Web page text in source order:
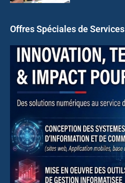
Offres Spéciales de Services